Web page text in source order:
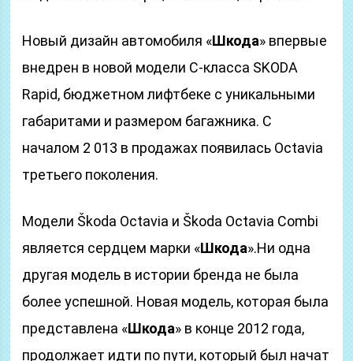
Новый дизайн автомобиля «Шкода» впервые
внедрен в новой модели C-класса SKODA
Rapid, бюджетном лифтбеке с уникальными
габаритами и размером багажника. С
началом 2 013 в продажах появилась Octavia
третьего поколения.
Модели Škoda Octavia и Škoda Octavia Combi
является сердцем марки «Шкода».Ни одна
другая модель в истории бренда не была
более успешной. Новая модель, которая была
представлена «Шкода» в конце 2012 года,
продолжает идти по пути, который был начат